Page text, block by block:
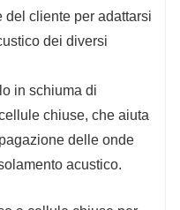
cliente per adattarsi
dei diversi
in schiuma di
chiuse, che aiuta
delle onde
acustico.